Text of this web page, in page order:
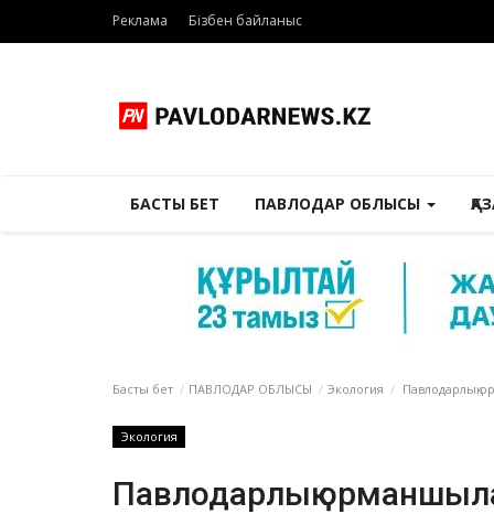
Реклама Бізбен байланыс
БАСТЫ БЕТ ПАВЛОДАР ОБЛЫСЫ
Басты бет ПАВЛОДАР ОБЛЫСЫ Экология Павлодарлық
Экология
Павлодарлық